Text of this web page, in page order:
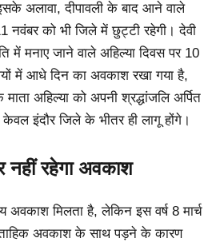
अलावा, दीपावली के बाद आने वाले
नवंबर को भी जिले में छुट्टी रहेगी। देवी
में मनाए जाने वाले अहिल्या दिवस पर 10
में आधे दिन का अवकाश रखा गया है,
अहिल्या को अपनी श्रद्धांजलि अर्पित
इंदौर जिले के भीतर ही लागू होंगे।
नहीं रहेगा अवकाश
अवकाश मिलता है, लेकिन इस वर्ष 8 मार्च
अवकाश के साथ पड़ने के कारण